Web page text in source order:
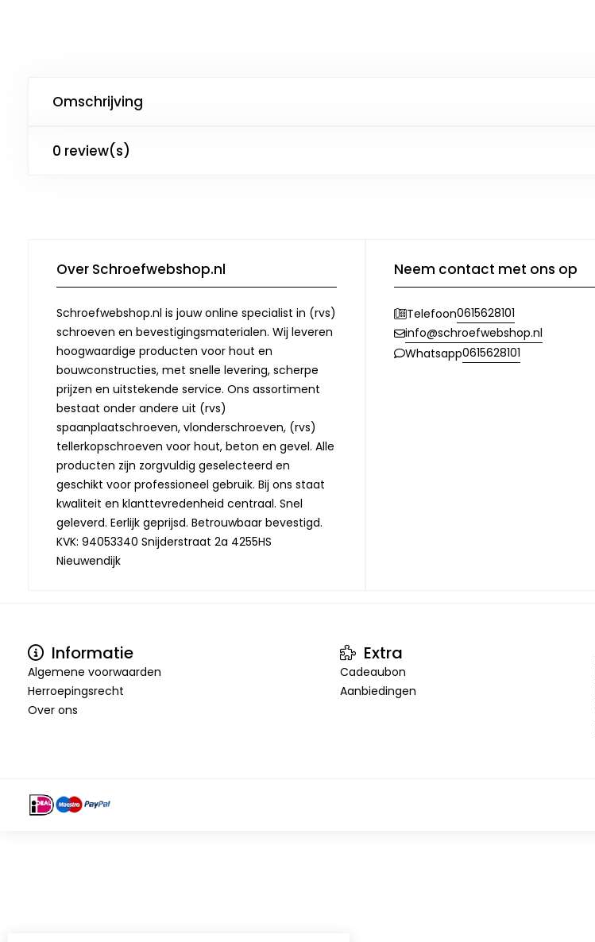
Omschrijving
0 review(s)
Over Schroefwebshop.nl
Schroefwebshop.nl is jouw online specialist in (rvs)
schroeven en bevestigingsmaterialen. Wij leveren
hoogwaardige producten voor hout en
bouwconstructies, met snelle levering, scherpe
prijzen en uitstekende service. Ons assortiment
bestaat onder andere uit (rvs)
spaanplaatschroeven, vlonderschroeven, (rvs)
tellerkopschroeven voor hout, beton en gevel. Alle
producten zijn zorgvuldig geselecteerd en
geschikt voor professioneel gebruik. Bij ons staat
kwaliteit en klanttevredenheid centraal. Snel
geleverd. Eerlijk geprijsd. Betrouwbaar bevestigd.
KVK: 94053340 Snijderstraat 2a 4255HS
Nieuwendijk
Neem contact met ons op
Telefoon0615628101
info@schroefwebshop.nl
Whatsapp0615628101
Informatie
Algemene voorwaarden
Herroepingsrecht
Over ons
Extra
Cadeaubon
Aanbiedingen